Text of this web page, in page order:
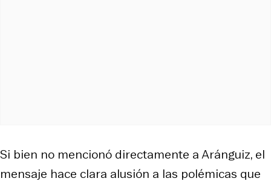
Si bien no mencionó directamente a Aránguiz, el
mensaje hace clara alusión a las polémicas que